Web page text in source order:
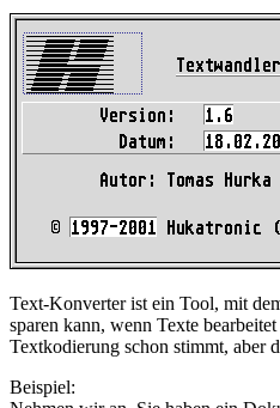
Text-Konverter ist ein Tool, mit
sparen kann, wenn Texte
Textkodierung schon stimmt, aber
Beispiel: